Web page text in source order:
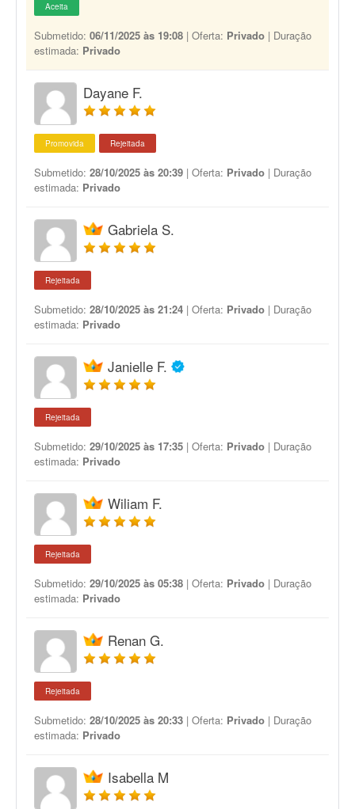
Aceita
Submetido: 06/11/2025 às 19:08 | Oferta: Privado | Duração
estimada: Privado
Dayane F.
Promovida Rejeitada
Submetido: 28/10/2025 às 20:39 | Oferta: Privado | Duração
estimada: Privado
Gabriela S.
Rejeitada
Submetido: 28/10/2025 às 21:24 | Oferta: Privado | Duração
estimada: Privado
Janielle F.
Rejeitada
Submetido: 29/10/2025 às 17:35 | Oferta: Privado | Duração
estimada: Privado
Wiliam F.
Rejeitada
Submetido: 29/10/2025 às 05:38 | Oferta: Privado | Duração
estimada: Privado
Renan G.
Rejeitada
Submetido: 28/10/2025 às 20:33 | Oferta: Privado | Duração
estimada: Privado
Isabella M